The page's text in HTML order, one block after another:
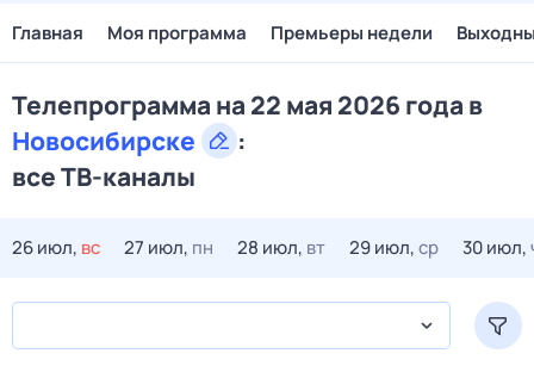
Главная Моя программа Премьеры недели
Телепрограмма на 22 мая 2026 года в
Новосибирске
:
все ТВ-каналы
26 июл, вс 27 июл, пн 28 июл, вт 29 июл,ср 30 июл,